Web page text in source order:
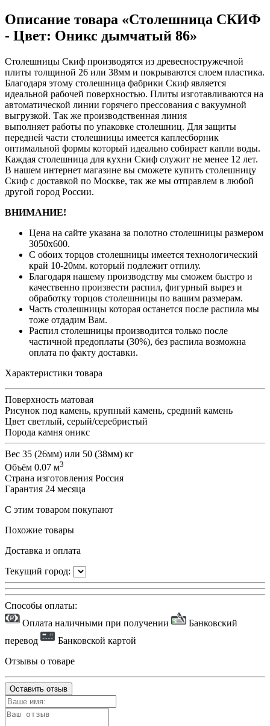
Описание товара «Столешница СКИФ
- Цвет: Оникс дымчатый 86»
Столешницы Скиф производятся из древесностружечной
плиты толщиной 26 или 38мм и покрываются слоем пластика.
Благодаря этому столешница фабрики Скиф является
идеальной рабочей поверхностью. Плиты изготавливаются на
автоматической линии горячего прессования с вакуумной
выгрузкой. Так же производственная линия
выполняет работы по упаковке столешниц. Для защиты
передней части столешницы имеется каплесборник
оптимальной формы который идеально собирает капли воды.
Каждая столешница для кухни Скиф служит не менее 12 лет.
В нашем интернет магазине вы сможете купить столешницу
Скиф с доставкой по Москве, так же мы отправлем в любой
другой город России.
ВНИМАНИЕ!
Цена на сайте указана за полотно столешницы размером
3050х600.
С обоих торцов столешницы имеется технологический
край 10-20мм. который подлежит отпилу.
Благодаря нашему производству мы сможем быстро и
качественно произвести распил, фигурный вырез и
обработку торцов столешницы по вашим размерам.
Часть столешницы которая останется после распила мы
тоже отдадим Вам.
Распил столешницы производится только после
частичной предоплаты (30%), без распила возможна
оплата по факту доставки.
Характеристики товара
Поверхность матовая
Рисунок под камень, крупный камень, средний камень
Цвет светлый, серый/серебристый
Порода камня оникс
Вес 35 (26мм) или 50 (38мм) кг
Объём 0.07 м3
Страна изготовления Россия
Гарантия 24 месяца
С этим товаром покупают
Похожие товары
Доставка и оплата
Текущий город:
Способы оплаты:
Оплата наличными при получении
Банковский
перевод
Банковской картой
Отзывы о товаре
Оставить отзыв